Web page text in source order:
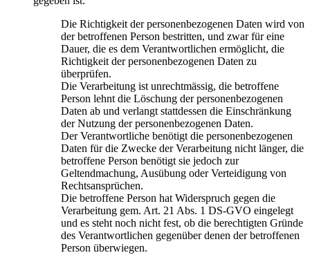
Die Richtigkeit der personenbezogenen Daten wird von
der betroffenen Person bestritten, und zwar für eine
Dauer, die es dem Verantwortlichen ermöglicht, die
Richtigkeit der personenbezogenen Daten zu
überprüfen.
Die Verarbeitung ist unrechtmässig, die betroffene
Person lehnt die Löschung der personenbezogenen
Daten ab und verlangt stattdessen die Einschränkung
der Nutzung der personenbezogenen Daten.
Der Verantwortliche benötigt die personenbezogenen
Daten für die Zwecke der Verarbeitung nicht länger, die
betroffene Person benötigt sie jedoch zur
Geltendmachung, Ausübung oder Verteidigung von
Rechtsansprüchen.
Die betroffene Person hat Widerspruch gegen die
Verarbeitung gem. Art. 21 Abs. 1 DS-GVO eingelegt
und es steht noch nicht fest, ob die berechtigten Gründe
des Verantwortlichen gegenüber denen der betroffenen
Person überwiegen.